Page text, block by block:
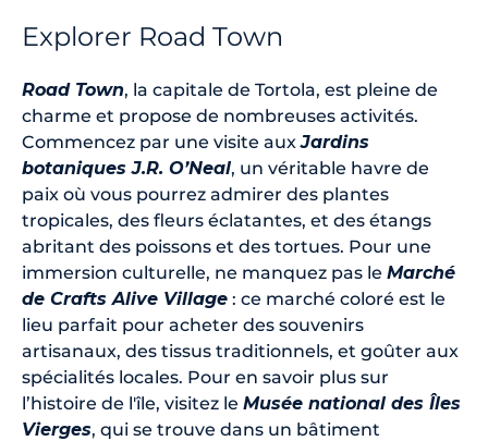
Explorer Road Town
Road Town, la capitale de Tortola, est pleine de
charme et propose de nombreuses activités.
Commencez par une visite auxJardins
botaniques J.R. O’Neal, un véritable havre de
paix où vous pourrez admirer des plantes
tropicales, des fleurs éclatantes, et des étangs
abritant des poissons et des tortues. Pour une
immersion culturelle, ne manquez pas le Marché
de Crafts Alive Village : ce marché coloré est le
lieu parfait pour acheter des souvenirs
artisanaux, des tissus traditionnels, et goûter aux
spécialités locales. Pour en savoir plus sur
l’histoire de l'île, visitez le Musée national des Îles
Vierges, qui se trouve dans un bâtiment